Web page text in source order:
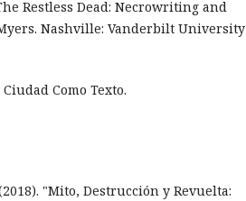
Restless Dead: Necrowriting and
Nashville: Vanderbilt University
Como Texto.
"Mito, Destrucción y Revuelta: